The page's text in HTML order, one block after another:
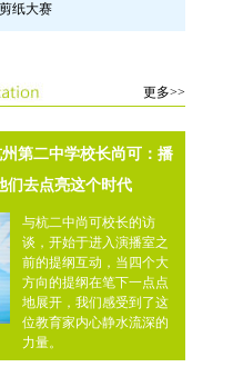
纸大赛
更多>>
第二中学校长尚可：播
们去点亮这个时代
与杭二中尚可校长的访
谈，开始于进入演播室之
前的提纲互动，当四个大
方向的提纲在笔下一点点
地展开，我们感受到了这
位教育家内心静水流深的
力量。